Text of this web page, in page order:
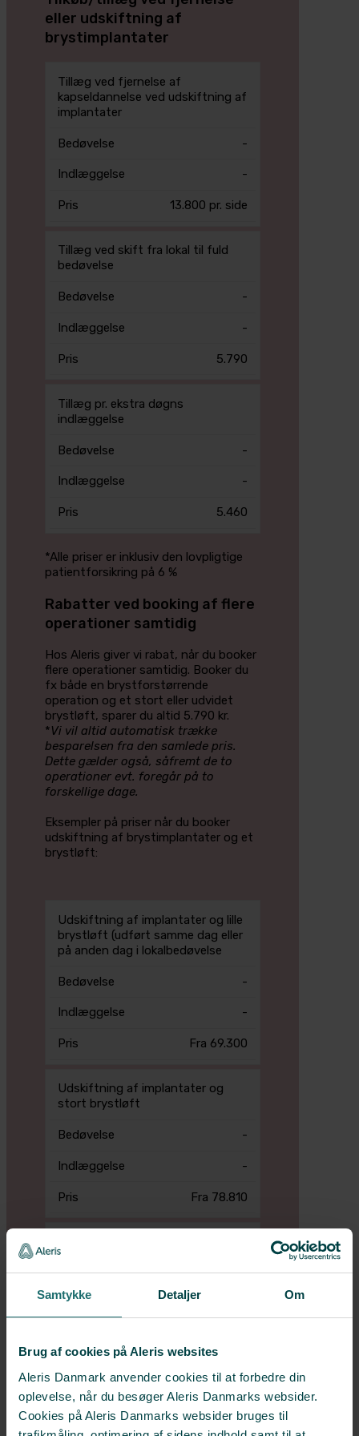
Samtykke Detaljer Om
Brug af cookies på Aleris websites
Aleris Danmark anvender cookies til at forbedre din
oplevelse, når du besøger Aleris Danmarks websider.
Cookies på Aleris Danmarks websider bruges til
eller udskiftning af
brystimplantater
Bedøvelse Indlæggelse
i
Tillæg ved fjernelse af
kapseldannelse ved udskiftning af
implantater
-
-
13.800 pr. side
Tillæg ved skift fra lokal til fuld
bedøvelse
-
-
5.790
Tillæg pr. ekstra døgns
indlæggelse
-
-
5.460
*Alle priser er inklusiv den lovpligtige
patientforsikring på 6 %
Rabatter ved booking af flere
operationer samtidig
Hos Aleris giver vi rabat, når du booker
flere operationer samtidig. Booker du
fx både en brystforstørrende
operation og et stort eller udvidet
brystløft, sparer du altid 5.790 kr.
*Vi vil altid automatisk trække
besparelsen fra den samlede pris.
Dette gælder også, såfremt de to
operationer evt. foregår på to
forskellige dage.
Eksempler på priser når du booker
udskiftning af brystimplantater og et
brystløft:
Bedøvelse Indlæggelse
Pris
Udskiftning af implantater og lille
brystløft (udført samme dag eller
på anden dag i lokalbedøvelse
-
-
Fra 69.300
Udskiftning af implantater og
stort brystløft
-
-
Fra 78.810
udvidet brystløft
-
Fra 91.610
*Alle priser er inklusiv den lovpligtige